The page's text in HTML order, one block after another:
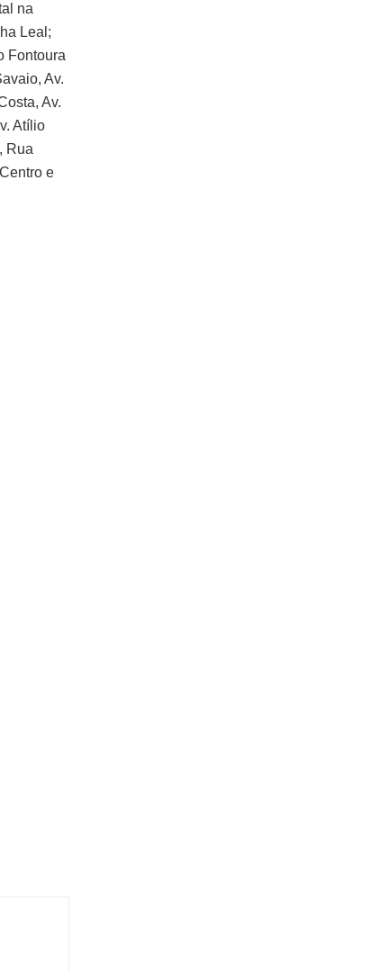
na
Leal;
Fontoura
Av.
Av.
Atílio
Rua
e